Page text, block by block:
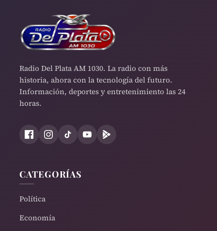
Radio Del Plata AM 1030. La radio con más
historia, ahora con la tecnología del futuro.
Información, deportes y entretenimiento las 24
horas.
CATEGORÍAS
Política
Economía